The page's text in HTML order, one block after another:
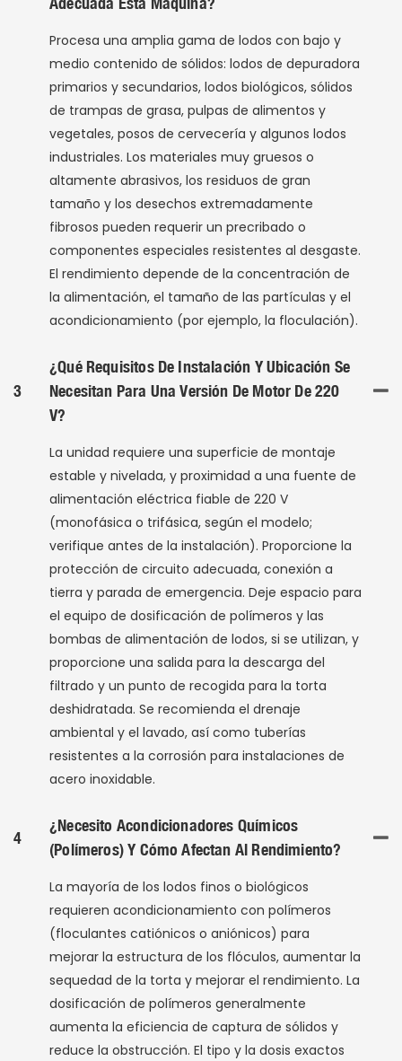
Procesa una amplia gama de lodos con bajo y
medio contenido de sólidos: lodos de depuradora
primarios y secundarios, lodos biológicos, sólidos
de trampas de grasa, pulpas de alimentos y
vegetales, posos de cervecería y algunos lodos
industriales. Los materiales muy gruesos o
altamente abrasivos, los residuos de gran
tamaño y los desechos extremadamente
fibrosos pueden requerir un precribado o
componentes especiales resistentes al desgaste.
El rendimiento depende de la concentración de
la alimentación, el tamaño de las partículas y el
acondicionamiento (por ejemplo, la floculación).
3
¿Qué Requisitos De Instalación Y Ubicación Se
Necesitan Para Una Versión De Motor De 220
V?
La unidad requiere una superficie de montaje
estable y nivelada, y proximidad a una fuente de
alimentación eléctrica fiable de 220 V
(monofásica o trifásica, según el modelo;
verifique antes de la instalación). Proporcione la
protección de circuito adecuada, conexión a
tierra y parada de emergencia. Deje espacio para
el equipo de dosificación de polímeros y las
bombas de alimentación de lodos, si se utilizan, y
proporcione una salida para la descarga del
filtrado y un punto de recogida para la torta
deshidratada. Se recomienda el drenaje
ambiental y el lavado, así como tuberías
resistentes a la corrosión para instalaciones de
acero inoxidable.
4
¿Necesito Acondicionadores Químicos
(polímeros) Y Cómo Afectan Al Rendimiento?
La mayoría de los lodos finos o biológicos
requieren acondicionamiento con polímeros
(floculantes catiónicos o aniónicos) para
mejorar la estructura de los flóculos, aumentar la
sequedad de la torta y mejorar el rendimiento. La
dosificación de polímeros generalmente
aumenta la eficiencia de captura de sólidos y
reduce la obstrucción. El tipo y la dosis exactos